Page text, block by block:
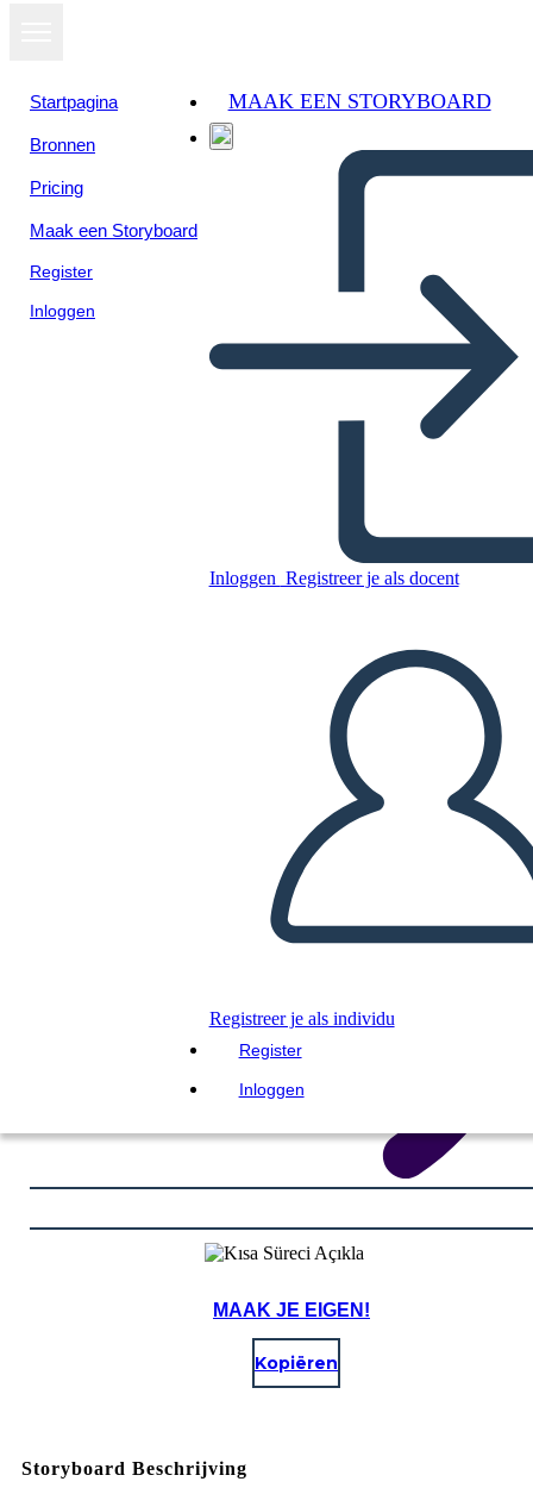
Startpagina
Bronnen
Pricing
Maak een Storyboard
Register
Inloggen
MAAK EEN STORYBOARD
Inloggen Registreer je als docent
Registreer je als individu
Register
Inloggen
Kopieer dit Storyboard
DIAVOORSTELLING AFSPELEN
LEES MIJ VOOR
MAAK JE EIGEN!
Kopiëren
Storyboard Beschrijving